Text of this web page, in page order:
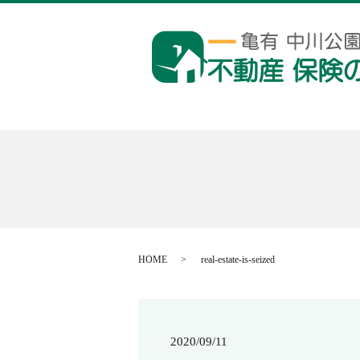
HOME real-estate-is-seized
2020/09/11